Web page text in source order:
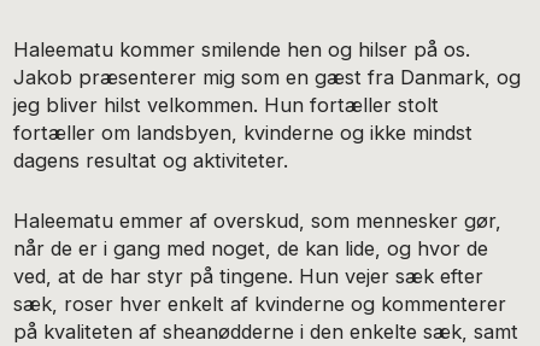
Haleematu kommer smilende hen og hilser på os.
Jakob præsenterer mig som en gæst fra Danmark, og
jeg bliver hilst velkommen. Hun fortæller stolt
fortæller om landsbyen, kvinderne og ikke mindst
dagens resultat og aktiviteter.
Haleematu emmer af overskud, som mennesker gør,
når de er i gang med noget, de kan lide, og hvor de
ved, at de har styr på tingene. Hun vejer sæk efter
sæk, roser hver enkelt af kvinderne og kommenterer
på kvaliteten af sheanødderne i den enkelte sæk, samt